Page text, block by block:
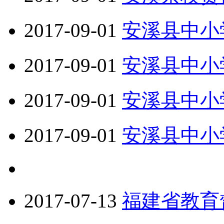
2017-09-01 安溪县中
2017-09-01 安溪县中
2017-09-01 安溪县中
2017-09-01 安溪县中
2017-07-13 福建省教